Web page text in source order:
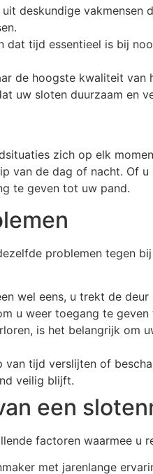
deskundige
dat tijd essentieel is bij
de hoogste kwaliteit
uw sloten duurzaam en
zich op elk
van de dag of nacht. Of
te geven tot uw pand.
problemen tegen
wel eens, u trekt de
u weer toegang te
is het belangrijk
van tijd verslijten of
veilig blijft.
een
factoren waarmee u
met jarenlange